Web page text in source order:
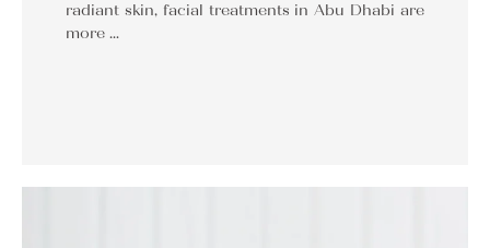
radiant skin, facial treatments in Abu Dhabi are
more …